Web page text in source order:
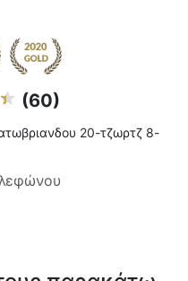
(60)
20-τζωρτζ 8-